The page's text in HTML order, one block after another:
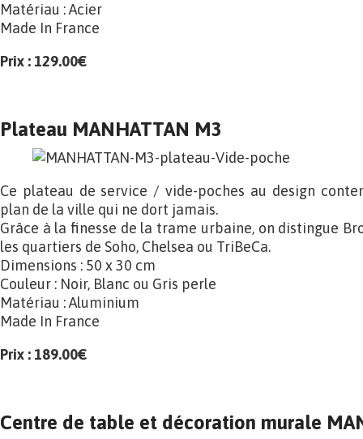
Matériau : Acier
Made In France
Prix : 129.00€
Plateau MANHATTAN M3
Ce plateau de service / vide-poches au design
plan de la ville qui ne dort jamais.
Grâce à la finesse de la trame urbaine, on distingue
les quartiers de Soho, Chelsea ou TriBeCa.
Dimensions : 50 x 30 cm
Couleur : Noir, Blanc ou Gris perle
Matériau : Aluminium
Made In France
Prix : 189.00€
Centre de table et décoration murale